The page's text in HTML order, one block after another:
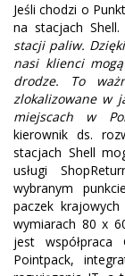
Jeśli chodzi o
na stacjach Shell.
stacji paliw.
nasi klienci
drodze. To
zlokalizowane w
miejscach w
kierownik ds.
stacjach Shell
usługi
wybranym
paczek
wymiarach 80 x
jest
Pointpack,